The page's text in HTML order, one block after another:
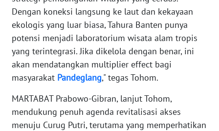
Dengan koneksi langsung ke laut dan kekayaan
ekologis yang luar biasa, Tahura Banten punya
potensi menjadi laboratorium wisata alam tropis
yang terintegrasi. Jika dikelola dengan benar, ini
akan mendatangkan multiplier effect bagi
masyarakat Pandeglang," tegas Tohom.
MARTABAT Prabowo-Gibran, lanjut Tohom,
mendukung penuh agenda revitalisasi akses
menuju Curug Putri, terutama yang memperhatikan
SULTENG
WN
SULBAR
BABEL